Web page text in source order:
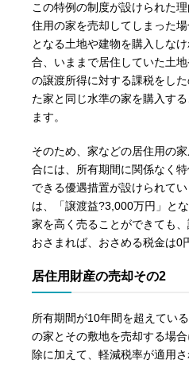
この特例の制度が設けられた
住用の家を売却してしまった
となる土地や建物を購入しな
合、いままで居住していた土
の譲渡所得に対する課税をし
た家と同じ水準の家を購入す
ます。
そのため、家などの居住用の
合には、所有期間に関係なく
できる優遇措置が設けられて
は、「譲渡益?3,000万円」と
家を高く売ることができても
おさまれば、おさめる税金は0
居住用財産の売却その2
所有期間が10年間を超えてい
の家とその敷地を売却する場
除に加えて、軽減税率が適用さ